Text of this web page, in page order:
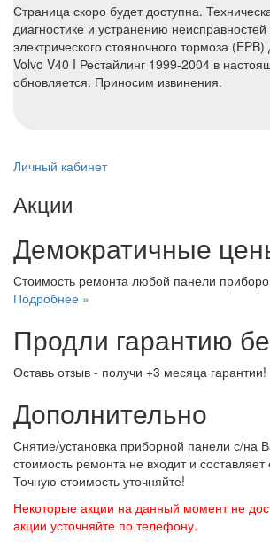
Страница скоро будет доступна.
диагностике и устранению
электрического стояночного тормоза
Volvo V40 I Рестайлинг 1999-2004 в
обновляется. Приносим извинения.
Личный кабинет
Акции
Демократичные
Стоимость ремонта любой панели
Подробнее »
Продли гарантию
Оставь отзыв - получи +3 месяца гарантии!
Дополнительно
Снятие/установка приборной панели с/на
стоимость ремонта не входит и
Точную стоимость уточняйте!
Некоторые акции на данный момент не
акции усточняйте по телефону.